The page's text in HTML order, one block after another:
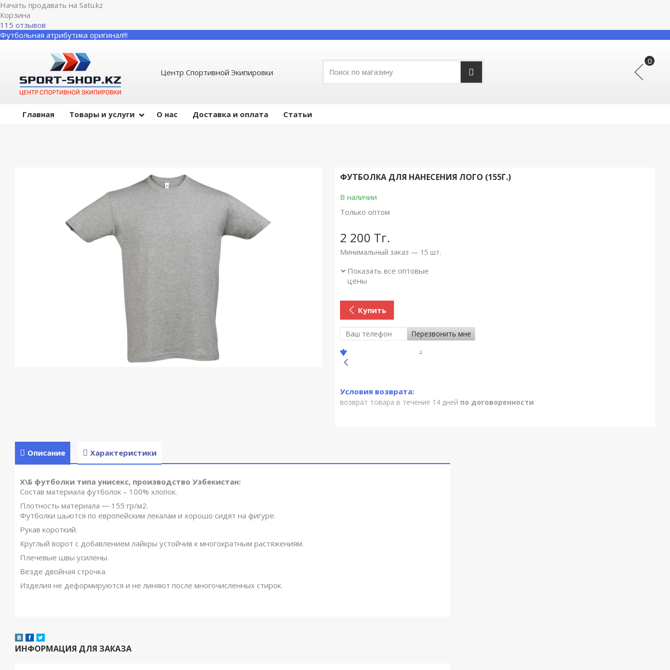
Начать продавать на Satu.kz
Корзина
115 отзывов
Футбольная атрибутика оригинал!!!
Центр Спортивной Экипировки
Главная Товары и услуги О нас Доставка и оплата Статьи
ФУТБОЛКА ДЛЯ НАНЕСЕНИЯ ЛОГО (155Г.)
В наличии
Только оптом
2 200 Тг.
Минимальный заказ — 15 шт.
Показать все оптовые
цены
Купить
Перезвонить мне
возврат товара в течение 14 дней по договоренности
Описание Характеристики
Х\Б футболки типа унисекс, производство Узбекистан:
Состав материала футболок – 100% хлопок.
Плотность материала ― 155 гр/м2.
Футболки шьются по европейским лекалам и хорошо сидят на фигуре.
Рукав короткий.
Круглый ворот с добавлением лайкры устойчив к многократным растяжениям.
Плечевые швы усилены.
Везде двойная строчка.
Изделия не деформируются и не линяют после многочисленных стирок.
ИНФОРМАЦИЯ ДЛЯ ЗАКАЗА